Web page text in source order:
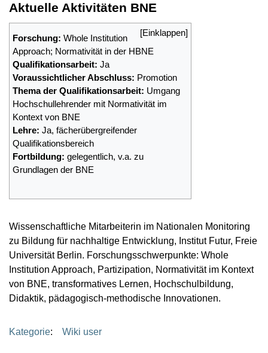
Aktuelle Aktivitäten BNE
Forschung: Whole Institution
Approach; Normativität in der HBNE
Qualifikationsarbeit: Ja
Voraussichtlicher Abschluss: Promotion
Thema der Qualifikationsarbeit: Umgang
Hochschullehrender mit Normativität im
Kontext von BNE
Lehre: Ja, fächerübergreifender
Qualifikationsbereich
Fortbildung: gelegentlich, v.a. zu
Grundlagen der BNE
Wissenschaftliche Mitarbeiterin im Nationalen Monitoring
zu Bildung für nachhaltige Entwicklung, Institut Futur, Freie
Universität Berlin. Forschungsschwerpunkte: Whole
Institution Approach, Partizipation, Normativität im Kontext
von BNE, transformatives Lernen, Hochschulbildung,
Didaktik, pädagogisch-methodische Innovationen.
Kategorie: Wiki user